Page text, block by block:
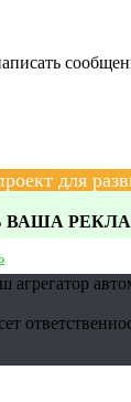
для
ВАША
агрегатор